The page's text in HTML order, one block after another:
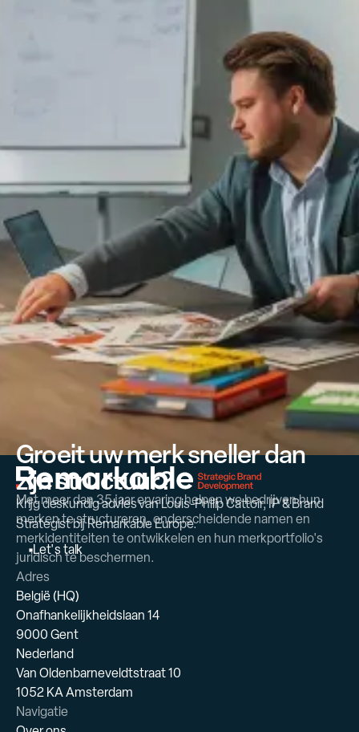
Groeit uw merk sneller dan
zijn structuur?
Krijg deskundig advies van Louis-Philip Cattoir, IP & Brand
Strategist bij Remarkable Europe.
Let'stalk
Met meer dan 35 jaar ervaring helpen we bedrijven hun
merken te structureren, onderscheidende namen en
merkidentiteiten te ontwikkelen en hun merkportfolio's
juridisch te beschermen.
Adres
België (HQ)
Onafhankelijkheidslaan 14
9000 Gent
Nederland
Van Oldenbarneveldtstraat 10
1052 KA Amsterdam
Navigatie